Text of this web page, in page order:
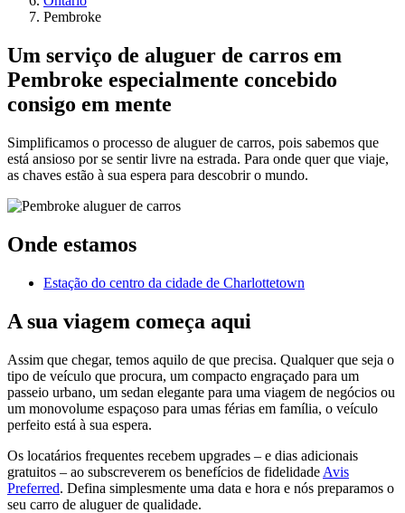
Pembroke
Um serviço de aluguer de carros em
Pembroke especialmente concebido
consigo em mente
Simplificamos o processo de aluguer de carros, pois sabemos que
está ansioso por se sentir livre na estrada. Para onde quer que viaje,
as chaves estão à sua espera para descobrir o mundo.
Onde estamos
Estação do centro da cidade de Charlottetown
A sua viagem começa aqui
Assim que chegar, temos aquilo de que precisa. Qualquer que seja o
tipo de veículo que procura, um compacto engraçado para um
passeio urbano, um sedan elegante para uma viagem de negócios ou
um monovolume espaçoso para umas férias em família, o veículo
perfeito está à sua espera.
Os locatários frequentes recebem upgrades – e dias adicionais
gratuitos – ao subscreverem os benefícios de fidelidade Avis
Preferred. Defina simplesmente uma data e hora e nós preparamos o
seu carro de aluguer de qualidade.